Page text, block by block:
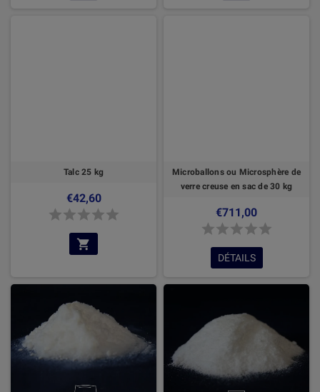
Talc 25 kg
€42,60
Microballons ou Microsphère de
verre creuse en sac de 30 kg
€711,00
DÉTAILS